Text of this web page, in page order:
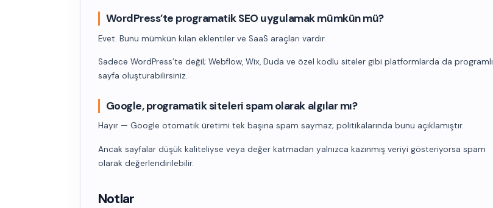
WordPress’te programatik SEO uygulamak mümkün mü?
Evet. Bunu mümkün kılan eklentiler ve SaaS araçları vardır.
Sadece WordPress’te değil; Webflow, Wix, Duda ve özel kodlu siteler gibi platformlarda da programlı
sayfa oluşturabilirsiniz.
Google, programatik siteleri spam olarak algılar mı?
Hayır — Google otomatik üretimi tek başına spam saymaz; politikalarında bunu açıklamıştır.
Ancak sayfalar düşük kaliteliyse veya değer katmadan yalnızca kazınmış veriyi gösteriyorsa spam
olarak değerlendirilebilir.
Notlar